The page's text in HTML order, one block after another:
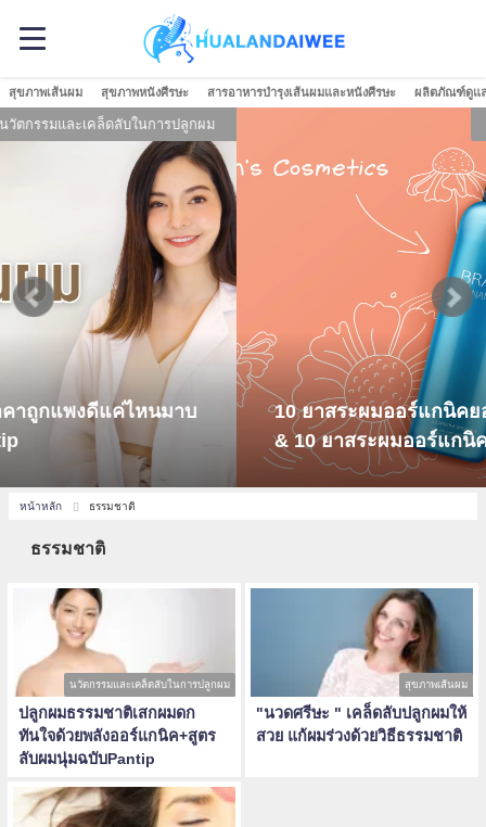
สุขภาพเส้นผม สุขภาพหนังศีรษะ สารอาหารบำรุงเส้นผมและหนังศีรษะ ผลิตภัณฑ์ดูแล
ผม
10 ยาสระผมออร์แกนิคยอดนิยมในโซเชี่ยลญี่ปุ่น
& 10 ยาสระผมออร์แกนิคยอดนิยมในไทย!
หน้าหลัก ธรรมชาติ
ธรรมชาติ
นวัตกรรมและเคล็ดลับในการปลูกผม
ปลูกผมธรรมชาติเสกผมดก
ทันใจด้วยพลังออร์แกนิค+สูตร
ลับผมนุ่มฉบับPantip
สุขภาพเส้นผม
"นวดศรีษะ " เคล็ดลับปลูกผมให้
สวย แก้ผมร่วงด้วยวิธีธรรมชาติ